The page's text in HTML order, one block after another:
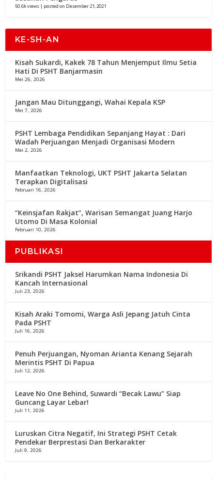
50.6k views | posted on Desember 21, 2021
KE-SH-AN
Kisah Sukardi, Kakek 78 Tahun Menjemput Ilmu Setia
Hati Di PSHT Banjarmasin
Mei 26, 2026
Jangan Mau Ditunggangi, Wahai Kepala KSP
Mei 7, 2026
PSHT Lembaga Pendidikan Sepanjang Hayat : Dari
Wadah Perjuangan Menjadi Organisasi Modern
Mei 2, 2026
Manfaatkan Teknologi, UKT PSHT Jakarta Selatan
Terapkan Digitalisasi
Februari 16, 2026
“Keinsjafan Rakjat”, Warisan Semangat Juang Harjo
Utomo Di Masa Kolonial
Februari 10, 2026
PUBLIKASI
Srikandi PSHT Jaksel Harumkan Nama Indonesia Di
Kancah Internasional
Juli 23, 2026
Kisah Araki Tomomi, Warga Asli Jepang Jatuh Cinta
Pada PSHT
Juli 16, 2026
Penuh Perjuangan, Nyoman Arianta Kenang Sejarah
Merintis PSHT Di Papua
Juli 12, 2026
Leave No One Behind, Suwardi “Becak Lawu” Siap
Guncang Layar Lebar!
Juli 11, 2026
Luruskan Citra Negatif, Ini Strategi PSHT Cetak
Pendekar Berprestasi Dan Berkarakter
Juli 9, 2026